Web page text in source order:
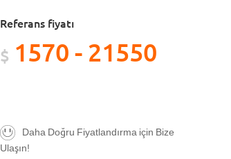
Referans fiyatı
$ 1570 - 21550
Daha Doğru Fiyatlandırma için Bize
Ulaşın!